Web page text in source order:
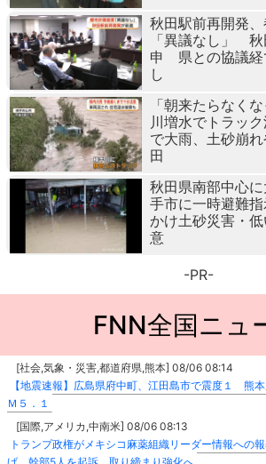
秋田駅前再開発
「異議なし」
申 県との協議経
し
「朝来たらなく
川増水でトラッ
で大雨、土砂崩
田
秋田県南部中心
手市に一時避難
かけ土砂災害・
意
-PR-
FNN全国ニュ
[社会,気象・災害,都道府県,熊本] 08/06 08:14
【地震速報】広島県府中町、江田島市で震度１ 熊
Ｍ５．１
[国際,アメリカ,中南米] 08/06 08:13
トランプ政権がメキシコ麻薬組織リーダー情報への